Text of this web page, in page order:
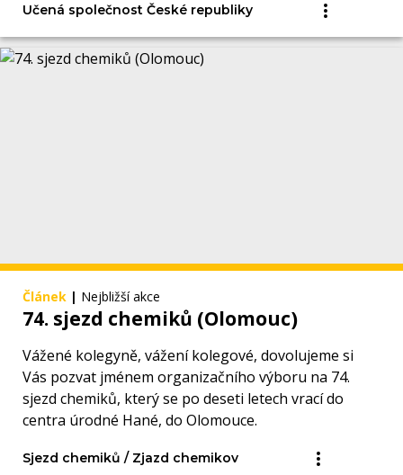
Učená společnost České republiky
Článek | Nejbližší akce
74. sjezd chemiků (Olomouc)
Vážené kolegyně, vážení kolegové, dovolujeme si
Vás pozvat jménem organizačního výboru na 74.
sjezd chemiků, který se po deseti letech vrací do
centra úrodné Hané, do Olomouce.
Sjezd chemiků / Zjazd chemikov